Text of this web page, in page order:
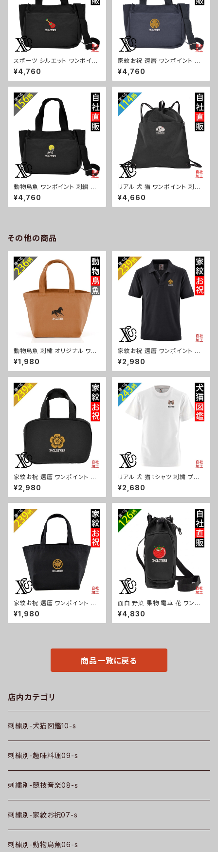
スポーツ シルエット ワンポイン
ト 刺繍トート ショルダーバッグ
カジュアル 軽量 レディース メン
ズ 雑貨 グッズ 自社ブランド 柄
バスケ テニス 和太鼓 大相撲 or
i-a-bg181-b08-s
¥4,760
家紋お祝 還暦 ワンポイント 刺
繍トート ショルダーバッグ カジ
ュアル 軽量 レディース メンズ
雑貨 グッズ 自社ブランド 柄 丸
木瓜 蔦 桐 ロゴ スカル ori-a-b
g181-b07-s
¥4,760
動物鳥魚 ワンポイント 刺繍 ト
ート ショルダーバッグ カジュア
ル 軽量 レディース メンズ 雑貨
グッズ 自社ブランド 柄 馬 豚 魚
¥4,760
リアル 犬 猫 ワンポイント 刺繍
撥水 ナイロン ナップサック メン
ズ 大容量 ジム サブバッグ レデ
ィース 雑貨 グッズ 自社ブランド
¥4,660
その他の商品
動物鳥魚 刺繍 オリジナル ワン
ポイントミニトートバッグ レディ
ース キッズ メンズ キャンバス オ
リジナル 小さめ 帆布 おしゃれ
子供 柄 馬 鳥 豚 魚 グッズ ori-
aw-bag2-b06-s
¥1,980
家紋お祝 還暦 ワンポイント 刺
繍 オリジナル 半袖 ポロシャツ
メンズ 無地 ロゴ おしゃれ ゴル
フ 吸汗速乾 黒 ブラック ネイビ
瓜 桔梗 巴 藤 羽 菱 唐花 木瓜
蔦 桐 織田信長 徳川家康 ori-a
m-poh2-b07-s
¥2,980
家紋お祝 還暦 ワンポイント 刺
繍 保温保冷ミニバッグ エコバッ
グ 軽量 バッグインバッグ レディ
ース メンズ 雑貨 グッズ 自社ブ
羽 菱 唐花 木瓜 蔦 桐 クリスマ
ス ori-a-bg115-b07-s
¥2,980
リアル 犬 猫 tシャツ 刺繍 プレ
ゼント 5.6oz オリジナル 半袖
Tシャツ メンズ ワンポイント ロ
ゴ おしゃれ 無地 カットソー 和
シュナウザー パグ フレンチブル
ドッグ X-CLOTHES 猫図鑑 犬
図鑑 ori-am-tst2-g10-s
¥2,680
家紋お祝 還暦 ワンポイント 刺
繍 オリジナル ミニトートバッグ
レディース キッズ メンズ キャン
バス 小さめ 帆布 おしゃれ トー
¥1,980
面白 野菜 果物 電車 花 ワンポ
イント 刺繍ボトルケース ペット
ボトルホルダー 保冷 保温 670
ml レディース メンズ 雑貨 グッ
¥4,830
商品一覧に戻る
店内カテゴリ
刺繍別-犬猫図鑑10-s
刺繍別-趣味料理09-s
刺繍別-競技音楽08-s
刺繍別-家紋お祝07-s
刺繍別-動物鳥魚06-s